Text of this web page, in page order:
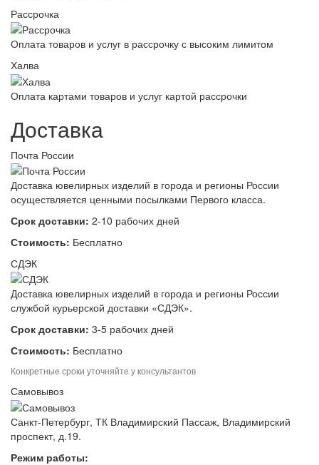
Рассрочка
Оплата товаров и услуг в рассрочку с высоким лимитом
Халва
Оплата картами товаров и услуг картой рассрочки
Доставка
Почта России
Доставка ювелирных изделий в города и регионы России
осуществляется ценными посылками Первого класса.
Срок доставки: 2-10 рабочих дней
Стоимость: Бесплатно
СДЭК
Доставка ювелирных изделий в города и регионы России
службой курьерской доставки «СДЭК».
Срок доставки: 3-5 рабочих дней
Стоимость: Бесплатно
Конкретные сроки уточняйте у консультантов
Самовывоз
Санкт-Петербург, ТК Владимирский Пассаж, Владимирский
проспект, д.19.
Режим работы: